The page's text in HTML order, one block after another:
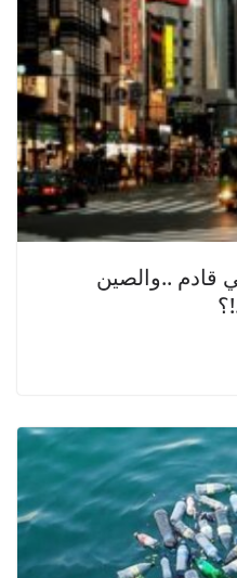
قادم ..والصين